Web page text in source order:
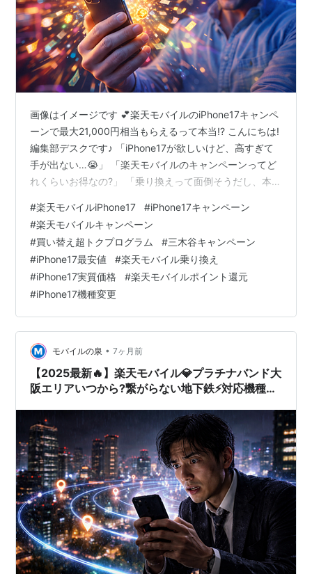
画像はイメージです 💕楽天モバイルのiPhone17キャンペ
ーンで最大21,000円相当もらえるって本当!? こんにちは!
編集部デスクです♪ 「iPhone17が欲しいけど、高すぎて
手が出ない…😭」 「楽天モバイルのキャンペーンってど
れくらいお得なの?」 「乗り換えって面倒そうだし、本当
に、今日は超朗報をお届けします✨ 楽天モバイルなら、
iPhone17が最大21,000円相当もお得に手に入るんです!!
しかも買い替え超トクプログラムを使えば、実質半額近
くになることも💰 「え、そんなにお得なの!?でも条件と
か複雑なんじゃ…」って思いますよね? …
#楽天モバイルiPhone17 #iPhone17キャンペーン
#楽天モバイルキャンペーン
#買い替え超トクプログラム #三木谷キャンペーン
#iPhone17最安値 #楽天モバイル乗り換え
#iPhone17実質価格 #楽天モバイルポイント還元
#iPhone17機種変更
モバイルの泉 • 7ヶ月前
【2025最新🔥】楽天モバイル💎プラチナバンド大
阪エリアいつから?繋がらない地下鉄⚡対応機種ま